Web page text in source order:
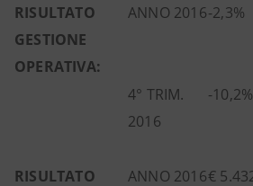
RISULTATO
GESTIONE
OPERATIVA:
ANNO 2016-2,3%
4° TRIM.
2016
-10,2%
RISULTATO
ANNO 2016€